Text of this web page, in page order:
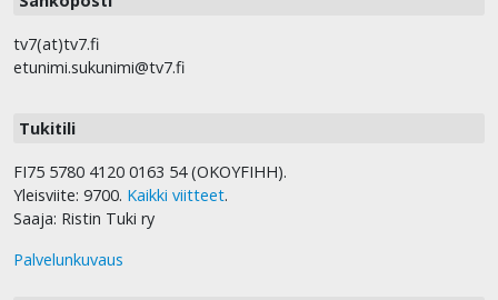
tv7(at)tv7.fi
etunimi.sukunimi@tv7.fi
Tukitili
FI75 5780 4120 0163 54 (OKOYFIHH).
Yleisviite: 9700. Kaikki viitteet.
Saaja: Ristin Tuki ry
Palvelunkuvaus